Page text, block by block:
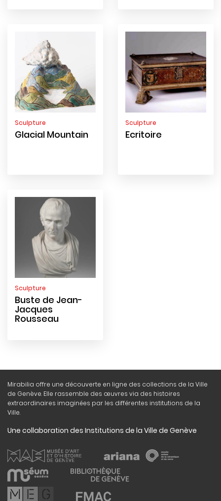
Sculpture
Glacial Mountain
Sculpture
Ecritoire
Sculpture
Buste de Jean-
Jacques
Rousseau
Mirabilia offre une découverte en ligne des collections de la Ville
de Genève. Elle rassemble des œuvres via des histoires
extraordinaires imaginées par les différentes institutions de la
Ville.
Une collaboration des Institutions de la Ville de Genève